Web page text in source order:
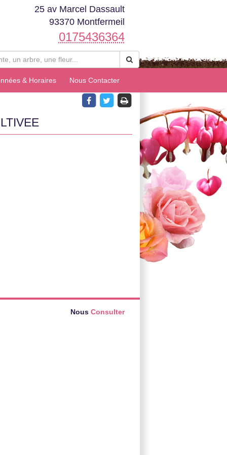
25 av Marcel Dassault
93370 Montfermeil
0175436364
& Horaires Nous Contacter
Nous Consulter